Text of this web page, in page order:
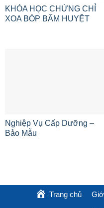
KHÓA HỌC CHỨNG CHỈ
XOA BÓP BẤM HUYỆT
Nghiệp Vụ Cấp Dưỡng –
Bảo Mẫu
Trang chủ